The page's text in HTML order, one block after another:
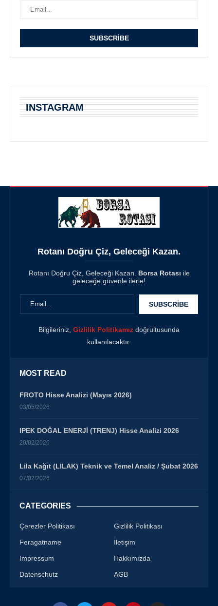
INSTAGRAM
CATEGORIES
Çerezler Politikası Gizlilik Politikası
Feragatname İletişim
Impressum Hakkımızda
Datenschutz AGB
Rotanı Doğru Çiz, Geleceği Kazan.
Rotanı Doğru Çiz, Geleceği Kazan. Borsa Rotası ile
geleceğe güvenle ilerle!
Bilgileriniz, Gizlilik Politikamız doğrultusunda
kullanılacaktır.
MOST READ
FROTO Hisse Analizi (Mayıs 2026)
03/05/2026
IPEK DOĞAL ENERJİ (TRENJ) Hisse Analizi 2026
20/02/2026
Lila Kağıt (LILAK) Teknik ve Temel Analiz / Şubat 2026
07/02/2026